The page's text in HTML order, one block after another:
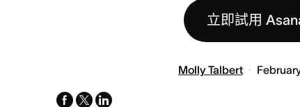
立即試用
Molly Talbert
facebook
x-
linkedin